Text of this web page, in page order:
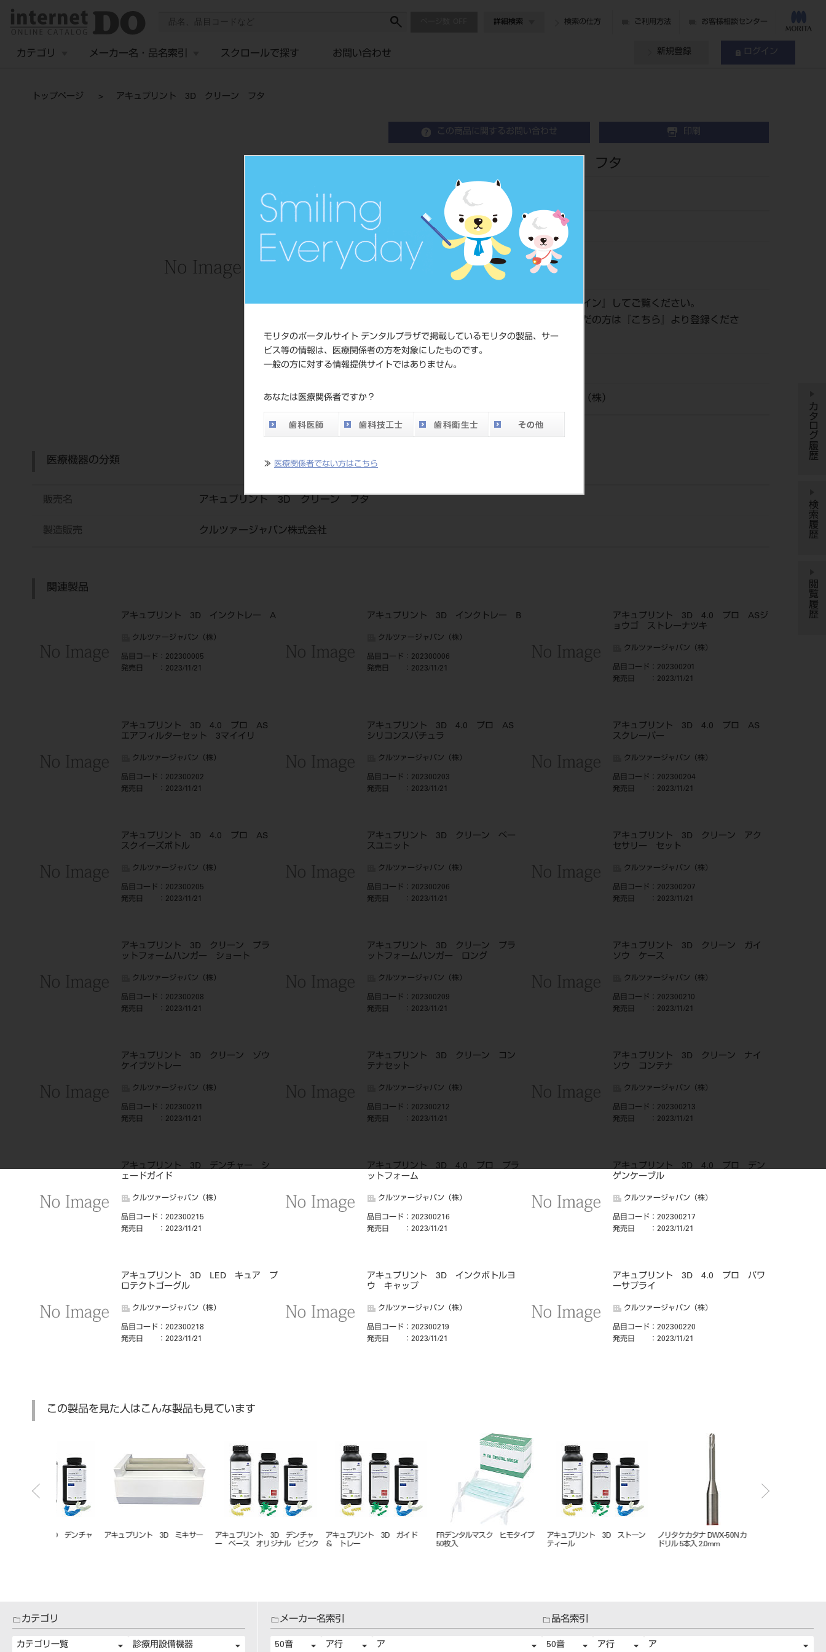
モリタのポータルサイト デンタルプラザで掲載しているモリタの製品、サー
ビス等の情報は、医療関係者の方を対象にしたものです。
一般の方に対する情報提供サイトではありません。
あなたは医療関係者ですか？
≫ 医療関係者でない方はこちら
詳細検索 検索の仕方 ご利用方法 お客様相談センター
カテゴリ メーカー名・品名索引 スクロールで探す お問い合わせ 新規登録 ログイン
トップページ アキュプリント 3D クリーン フタ
この商品に関するお問い合わせ 印刷
アキュプリント 3D クリーン フタ
品目コード 202300214
JAN/EANコー
4580191106942
価格の確認は『ログイン 』してご覧ください。
ネット会員登録がまだの方は『
こちら
』より登録くださ
い。
発売日
クルツァージャパン（株）
医療機器の分類
販売名 アキュプリント 3D クリーン フタ
製造販売 クルツァージャパン株式会社
関連製品
アキュプリント 3D インクトレー A
クルツァージャパン（株）
品目コード ：202300005
発売日
：2023/11/21
アキュプリント 3D インクトレー B
クルツァージャパン（株）
品目コード ：202300006
発売日
：2023/11/21
アキュプリント 3D 4.0 プロ ASジ
ョウゴ ストレーナツキ
クルツァージャパン（株）
品目コード ：202300201
発売日
：2023/11/21
アキュプリント 3D 4.0 プロ AS
エアフィルターセット 3マイイリ
クルツァージャパン（株）
品目コード ：202300202
発売日
：2023/11/21
アキュプリント 3D 4.0 プロ AS
シリコンスパチュラ
クルツァージャパン（株）
品目コード ：202300203
発売日
：2023/11/21
アキュプリント 3D 4.0 プロ AS
スクレーパー
クルツァージャパン（株）
品目コード ：202300204
発売日
：2023/11/21
アキュプリント 3D 4.0 プロ AS
スクイーズボトル
クルツァージャパン（株）
品目コード ：202300205
発売日
：2023/11/21
アキュプリント 3D クリーン ベー
スユニット
クルツァージャパン（株）
品目コード ：202300206
発売日
：2023/11/21
アキュプリント 3D クリーン アク
セサリー セット
クルツァージャパン（株）
品目コード ：202300207
発売日
：2023/11/21
アキュプリント 3D クリーン プラ
ットフォームハンガー ショート
クルツァージャパン（株）
品目コード ：202300208
発売日
：2023/11/21
アキュプリント 3D クリーン プラ
ットフォームハンガー ロング
クルツァージャパン（株）
品目コード ：202300209
発売日
：2023/11/21
アキュプリント 3D クリーン ガイ
ソウ ケース
クルツァージャパン（株）
品目コード ：202300210
発売日
：2023/11/21
アキュプリント 3D クリーン ゾウ
ケイブツトレー
クルツァージャパン（株）
品目コード ：202300211
発売日
：2023/11/21
アキュプリント 3D クリーン コン
テナセット
クルツァージャパン（株）
品目コード ：202300212
発売日
：2023/11/21
アキュプリント 3D クリーン ナイ
ソウ コンテナ
クルツァージャパン（株）
品目コード ：202300213
発売日
：2023/11/21
アキュプリント 3D デンチャー シ
ェードガイド
クルツァージャパン（株）
品目コード ：202300215
発売日
：2023/11/21
アキュプリント 3D 4.0 プロ プラ
ットフォーム
クルツァージャパン（株）
品目コード ：202300216
発売日
：2023/11/21
アキュプリント 3D 4.0 プロ デン
ゲンケーブル
クルツァージャパン（株）
品目コード ：202300217
発売日
：2023/11/21
アキュプリント 3D LED キュア プ
ロテクトゴーグル
クルツァージャパン（株）
品目コード ：202300218
発売日
：2023/11/21
アキュプリント 3D インクボトルヨ
ウ キャップ
クルツァージャパン（株）
品目コード ：202300219
発売日
：2023/11/21
アキュプリント 3D 4.0 プロ パワ
ーサプライ
クルツァージャパン（株）
品目コード ：202300220
発売日
：2023/11/21
この製品を見た人はこんな製品も見ています
ノリタケカタナ DWX-50N カタナ
FRデンタルマスク ゴムタイプ
アキュプリント 3D 4.0 プロ
アキュプリント 3D スプリン
アキュプリント 3D デンチャ
ー ティース A3
アキュプリント 3D ミキサー
アキュプリント 3D デンチャ
カタログ履歴
検索履歴
閲覧履歴
カテゴリ
カテゴリ一覧 診療用設備機器
メーカー名索引
50音 ア行 ア
品名索引
50音 ア行 ア